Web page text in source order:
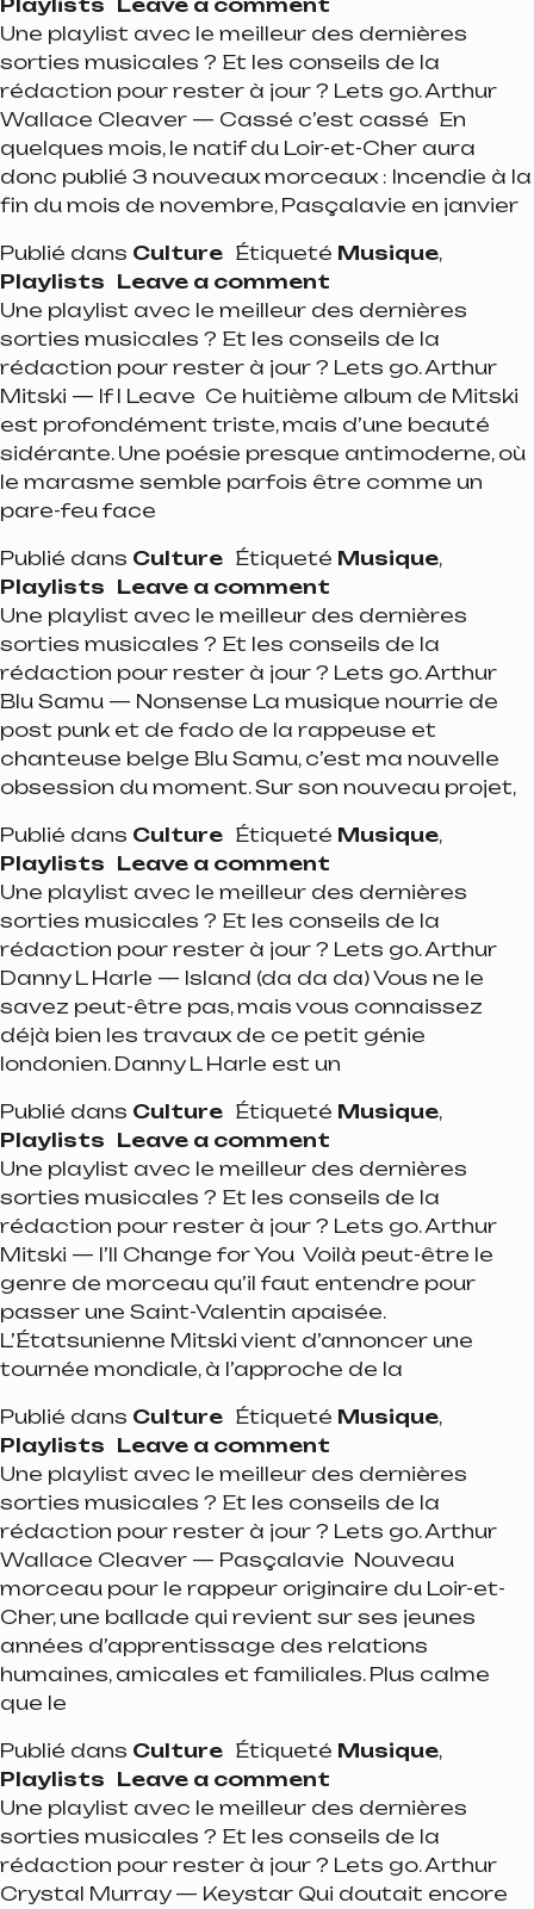
Playlists Leave a comment
Une playlist avec le meilleur des dernières
sorties musicales ? Et les conseils de la
rédaction pour rester à jour ? Lets go. Arthur
Wallace Cleaver — Cassé c’est cassé En
quelques mois, le natif du Loir-et-Cher aura
donc publié 3 nouveaux morceaux : Incendie à la
fin du mois de novembre, Pasçalavie en janvier
Publié dans Culture Étiqueté Musique,
Playlists Leave a comment
Une playlist avec le meilleur des dernières
sorties musicales ? Et les conseils de la
rédaction pour rester à jour ? Lets go. Arthur
Mitski — If I Leave Ce huitième album de Mitski
est profondément triste, mais d’une beauté
sidérante. Une poésie presque antimoderne, où
le marasme semble parfois être comme un
pare-feu face
Publié dans Culture Étiqueté Musique,
Playlists Leave a comment
Une playlist avec le meilleur des dernières
sorties musicales ? Et les conseils de la
rédaction pour rester à jour ? Lets go. Arthur
Blu Samu — Nonsense La musique nourrie de
post punk et de fado de la rappeuse et
chanteuse belge Blu Samu, c’est ma nouvelle
obsession du moment. Sur son nouveau projet,
Publié dans Culture Étiqueté Musique,
Playlists Leave a comment
Une playlist avec le meilleur des dernières
sorties musicales ? Et les conseils de la
rédaction pour rester à jour ? Lets go. Arthur
Danny L Harle — Island (da da da) Vous ne le
savez peut-être pas, mais vous connaissez
déjà bien les travaux de ce petit génie
londonien. Danny L Harle est un
Publié dans Culture Étiqueté Musique,
Playlists Leave a comment
Une playlist avec le meilleur des dernières
sorties musicales ? Et les conseils de la
rédaction pour rester à jour ? Lets go. Arthur
Mitski — I’Il Change for You Voilà peut-être le
genre de morceau qu’il faut entendre pour
passer une Saint-Valentin apaisée.
L’Étatsunienne Mitski vient d’annoncer une
tournée mondiale, à l’approche de la
Publié dans Culture Étiqueté Musique,
Playlists Leave a comment
Une playlist avec le meilleur des dernières
sorties musicales ? Et les conseils de la
rédaction pour rester à jour ? Lets go. Arthur
Wallace Cleaver — Pasçalavie Nouveau
morceau pour le rappeur originaire du Loir-et-
Cher, une ballade qui revient sur ses jeunes
années d’apprentissage des relations
humaines, amicales et familiales. Plus calme
que le
Publié dans Culture Étiqueté Musique,
Playlists Leave a comment
Une playlist avec le meilleur des dernières
sorties musicales ? Et les conseils de la
rédaction pour rester à jour ? Lets go. Arthur
Crystal Murray — Keystar Qui doutait encore